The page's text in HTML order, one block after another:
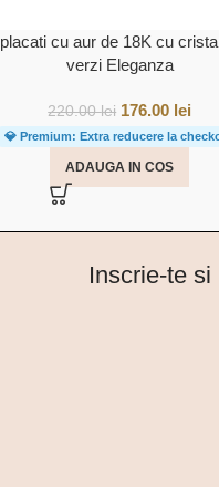
cu aur de 18K cu
verzi Eleganza
220.00lei 176.00 lei
💎 Premium: Extra reducere la
ADAUGA IN COS
Inscrie-te